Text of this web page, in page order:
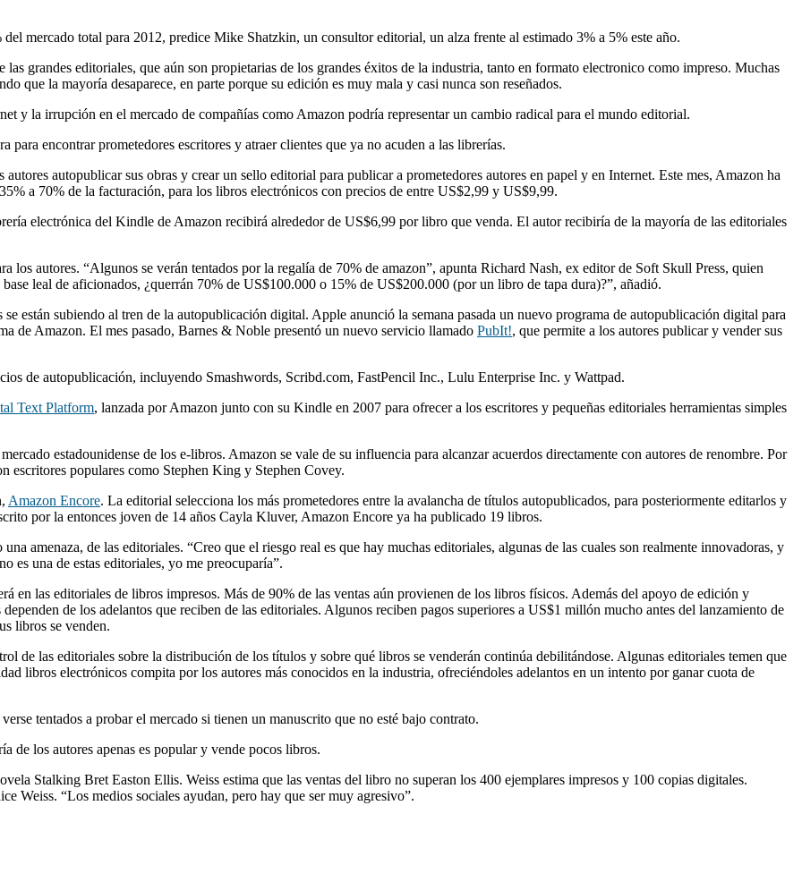
mercado total para 2012, predice Mike Shatzkin, un consultor editorial, un alza frente al estimado 3% a 5% este año.
grandes editoriales, que aún son propietarias de los grandes éxitos de la industria, tanto en formato electronico como impreso. Muchas
que la mayoría desaparece, en parte porque su edición es muy mala y casi nunca son reseñados.
y la irrupción en el mercado de compañías como Amazon podría representar un cambio radical para el mundo editorial.
para encontrar prometedores escritores y atraer clientes que ya no acuden a las librerías.
autopublicar sus obras y crear un sello editorial para publicar a prometedores autores en papel y en Internet. Este mes, Amazon ha
a 70% de la facturación, para los libros electrónicos con precios de entre US$2,99 y US$9,99.
electrónica del Kindle de Amazon recibirá alrededor de US$6,99 por libro que venda. El autor recibiría de la mayoría de las editoriales
autores. “Algunos se verán tentados por la regalía de 70% de amazon”, apunta Richard Nash, ex editor de Soft Skull Press, quien
leal de aficionados, ¿querrán 70% de US$100.000 o 15% de US$200.000 (por un libro de tapa dura)?”, añadió.
están subiendo al tren de la autopublicación digital. Apple anunció la semana pasada un nuevo programa de autopublicación digital para
de Amazon. El mes pasado, Barnes & Noble presentó un nuevo servicio llamado PubIt!, que permite a los autores publicar y vender sus
de autopublicación, incluyendo Smashwords, Scribd.com, FastPencil Inc., Lulu Enterprise Inc. y Wattpad.
Text Platform, lanzada por Amazon junto con su Kindle en 2007 para ofrecer a los escritores y pequeñas editoriales herramientas simples
estadounidense de los e-libros. Amazon se vale de su influencia para alcanzar acuerdos directamente con autores de renombre. Por
escritores populares como Stephen King y Stephen Covey.
Amazon Encore. La editorial selecciona los más prometedores entre la avalancha de títulos autopublicados, para posteriormente editarlos y
por la entonces joven de 14 años Cayla Kluver, Amazon Encore ya ha publicado 19 libros.
amenaza, de las editoriales. “Creo que el riesgo real es que hay muchas editoriales, algunas de las cuales son realmente innovadoras, y
es una de estas editoriales, yo me preocuparía”.
en las editoriales de libros impresos. Más de 90% de las ventas aún provienen de los libros físicos. Además del apoyo de edición y
de los adelantos que reciben de las editoriales. Algunos reciben pagos superiores a US$1 millón mucho antes del lanzamiento de
libros se venden.
de las editoriales sobre la distribución de los títulos y sobre qué libros se venderán continúa debilitándose. Algunas editoriales temen que
libros electrónicos compita por los autores más conocidos en la industria, ofreciéndoles adelantos en un intento por ganar cuota de
tentados a probar el mercado si tienen un manuscrito que no esté bajo contrato.
de los autores apenas es popular y vende pocos libros.
Stalking Bret Easton Ellis. Weiss estima que las ventas del libro no superan los 400 ejemplares impresos y 100 copias digitales.
Weiss. “Los medios sociales ayudan, pero hay que ser muy agresivo”.